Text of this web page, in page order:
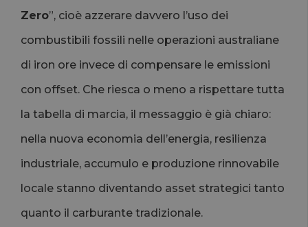
Zero”, cioè azzerare davvero l’uso dei
combustibili fossili nelle operazioni australiane
di iron ore invece di compensare le emissioni
con offset. Che riesca o meno a rispettare tutta
la tabella di marcia, il messaggio è già chiaro:
nella nuova economia dell’energia, resilienza
industriale, accumulo e produzione rinnovabile
locale stanno diventando asset strategici tanto
quanto il carburante tradizionale.